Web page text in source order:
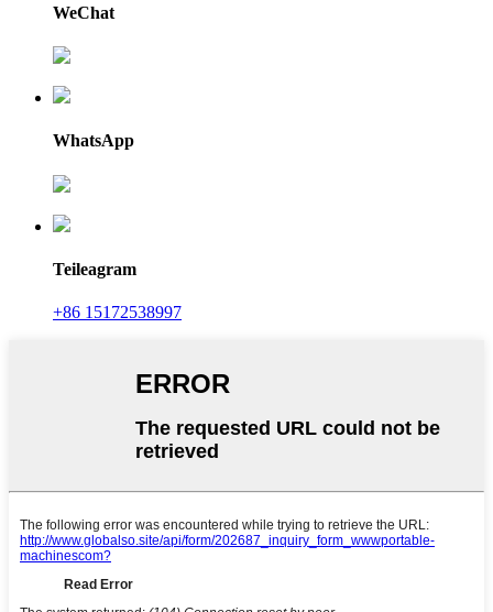
WeChat
WhatsApp
Teileagram
+86 15172538997